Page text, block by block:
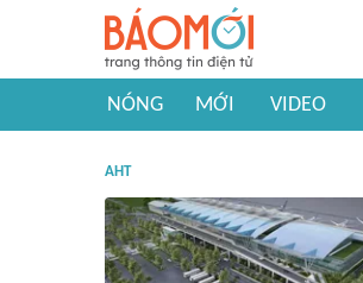
NÓNG MỚI VIDEO
AHT